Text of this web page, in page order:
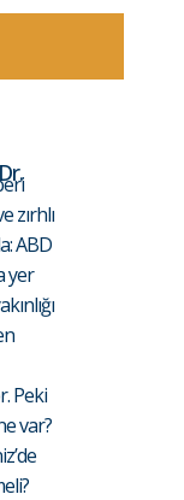
zırhlı
ABD
yer
Peki
var?